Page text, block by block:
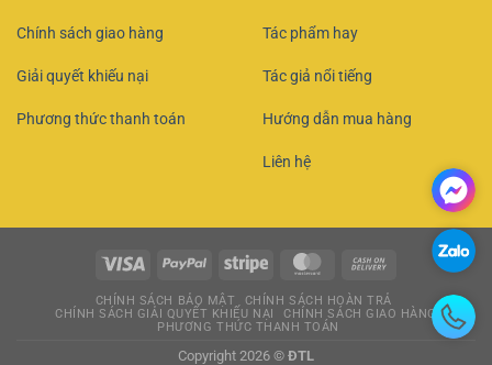
Chính sách giao hàng
Giải quyết khiếu nại
Phương thức thanh toán
Tác phẩm hay
Tác giả nổi tiếng
Hướng dẫn mua hàng
Liên hệ
CHÍNH SÁCH BẢO MẬT
CHÍNH SÁCH HOÀN TRẢ
CHÍNH SÁCH GIẢI QUYẾT KHIẾU NẠI
CHÍNH SÁCH GIAO HÀNG
PHƯƠNG THỨC THANH TOÁN
Copyright 2026 © ĐTL